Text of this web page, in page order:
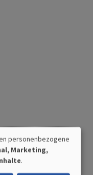
personenbezogene
Marketing,
.